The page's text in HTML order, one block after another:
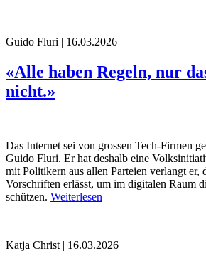
Guido Fluri | 16.03.2026
«Alle haben Regeln, nur
nicht.»
Das Internet sei von grossen Tech-Firmen
Guido Fluri. Er hat deshalb eine
mit Politikern aus allen Parteien verlangt er,
Vorschriften erlässt, um im digitalen Raum
schützen. Weiterlesen
Katja Christ | 16.03.2026